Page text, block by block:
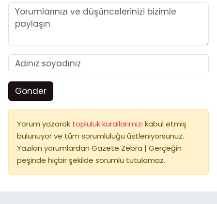
Gönder
Yorum yazarak topluluk kurallarımızı kabul etmiş
bulunuyor ve tüm sorumluluğu üstleniyorsunuz.
Yazılan yorumlardan Gazete Zebra | Gerçeğin
peşinde hiçbir şekilde sorumlu tutulamaz.